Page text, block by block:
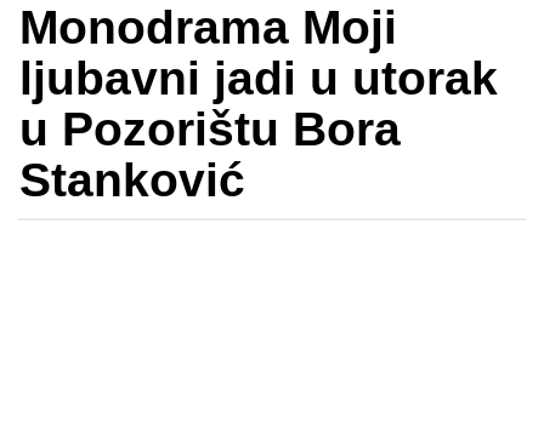
Monodrama Moji
ljubavni jadi u utorak
u Pozorištu Bora
Stanković